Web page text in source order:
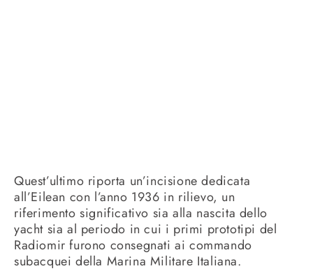
Quest’ultimo riporta un’incisione dedicata
all’Eilean con l’anno 1936 in rilievo, un
riferimento significativo sia alla nascita dello
yacht sia al periodo in cui i primi prototipi del
Radiomir furono consegnati ai commando
subacquei della Marina Militare Italiana.